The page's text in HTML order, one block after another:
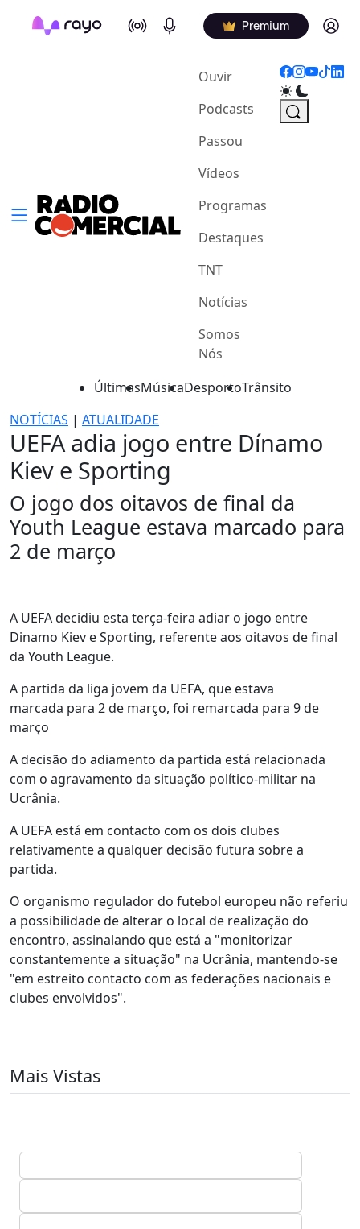
On Air Podcasts Premium Log in
Ouvir(current)
Podcasts
Passou
Vídeos
Programas
Destaques
TNT
Notícias
Somos
Nós
ÚltimasMúsicaDesportoTrânsito
NOTÍCIAS | ATUALIDADE
UEFA adia jogo entre Dínamo
Kiev e Sporting
O jogo dos oitavos de final da
Youth League estava marcado para
2 de março
A UEFA decidiu esta terça-feira adiar o jogo entre
Dinamo Kiev e Sporting, referente aos oitavos de final
da Youth League.
A partida da liga jovem da UEFA, que estava
marcada para 2 de março, foi remarcada para 9 de
março
A decisão do adiamento da partida está relacionada
com o agravamento da situação político-militar na
Ucrânia.
A UEFA está em contacto com os dois clubes
relativamente a qualquer decisão futura sobre a
partida.
O organismo regulador do futebol europeu não referiu
a possibilidade de alterar o local de realização do
encontro, assinalando que está a "monitorizar
constantemente a situação" na Ucrânia, mantendo-se
"em estreito contacto com as federações nacionais e
clubes envolvidos".
Mais Vistas